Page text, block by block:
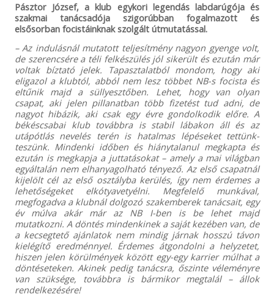
Pásztor József, a klub egykori legendás labdarúgója és
szakmai tanácsadója szigorúbban fogalmazott és
elsősorban focistáinknak szolgált útmutatással.
– Az indulásnál mutatott teljesítmény nagyon gyenge volt,
de szerencsére a téli felkészülés jól sikerült és ezután már
voltak bíztató jelek. Tapasztalatból mondom, hogy aki
eligazol a klubtól, abból nem lesz többet NB-s focista és
eltűnik majd a süllyesztőben. Lehet, hogy van olyan
csapat, aki jelen pillanatban több fizetést tud adni, de
nagyot hibázik, aki csak egy évre gondolkodik előre. A
békéscsabai klub továbbra is stabil lábakon áll és az
utápótlás nevelés terén is hatalmas lépéseket tettünk-
teszünk. Mindenki időben és hiánytalanul megkapta és
ezután is megkapja a juttatásokat – amely a mai világban
egyáltalán nem elhanyagolható tényező. Az első csapatnál
kijelölt cél az első osztályba kerülés, így nem érdemes a
lehetőségeket elkótyavetyélni. Megfelelő munkával,
megfogadva a klubnál dolgozó szakemberek tanácsait, egy
év múlva akár már az NB I-ben is be lehet majd
mutatkozni. A döntés mindenkinek a saját kezében van, de
a kecsegtető ajánlatok nem mindig járnak hosszú távon
kielégítő eredménnyel. Érdemes átgondolni a helyzetet,
hiszen jelen körülmények között egy-egy karrier múlhat a
döntéseteken. Akinek pedig tanácsra, őszinte véleményre
van szüksége, továbbra is bármikor megtalál – állok
rendelkezésére!